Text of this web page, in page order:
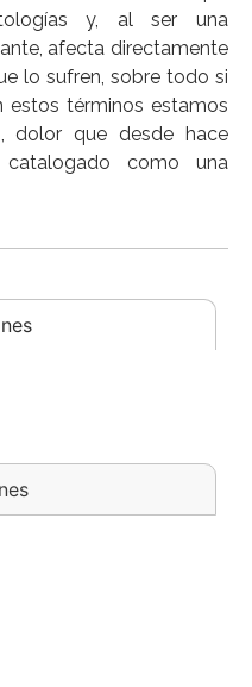
y, al ser una
afecta directamente
lo sufren, sobre todo si
estos términos estamos
dolor que desde hace
como una